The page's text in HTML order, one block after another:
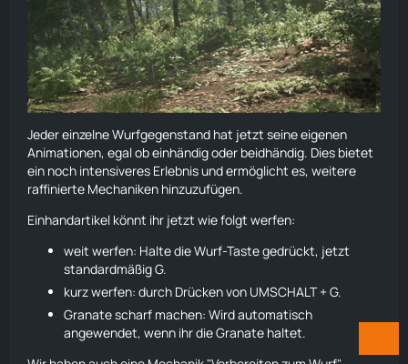
Jeder einzelne Wurfgegenstand hat jetzt seine eigenen
Animationen, egal ob einhändig oder beidhändig. Dies bietet
ein noch intensiveres Erlebnis und ermöglicht es, weitere
raffinierte Mechaniken hinzuzufügen.
Einhandartikel könnt ihr jetzt wie folgt werfen:
weit werfen: Halte die Wurf-Taste gedrückt, jetzt
standardmäßig G.
kurzwerfen: durch Drücken von UMSCHALT + G.
Granatescharf machen: Wird automatisch
angewendet, wenn ihr dieGranate haltet.